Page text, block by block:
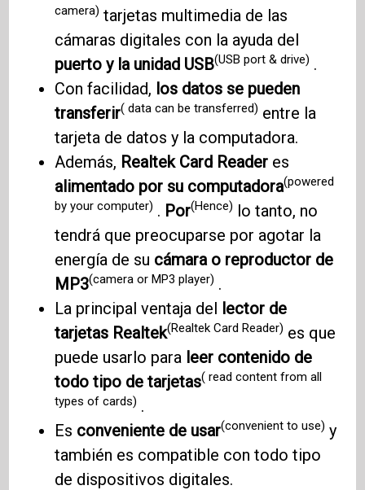
camera) tarjetas multimedia de las
cámaras digitales con la ayuda del
puerto y la unidad USB(USB port & drive) .
Con facilidad, los datos se pueden
transferir( data can be transferred) entre la
tarjeta de datos y la computadora.
Además, Realtek Card Reader es
alimentado por su computadora(powered
by your computer) . Por(Hence) lo tanto, no
tendrá que preocuparse por agotar la
energía de su cámara o reproductor de
MP3(camera or MP3 player) .
La principal ventaja del lector de
tarjetas Realtek(Realtek Card Reader) es que
puede usarlo para leer contenido de
todo tipo de tarjetas( read content from all
types of cards) .
Es conveniente de usar(convenient to use) y
también es compatible con todo tipo
de dispositivos digitales.